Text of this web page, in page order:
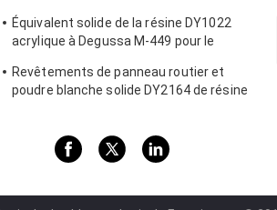
revêtements de PVC
Équivalent solide de la résine DY1022
acrylique à Degussa M-449 pour le
Revêtements de panneau routier et
poudre blanche solide DY2164 de résine